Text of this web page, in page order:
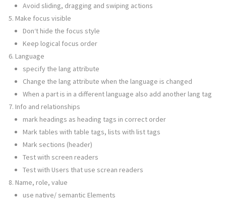
Avoid sliding, dragging and swiping actions
Make focus visible
Don‘t hide the focus style
Keep logical focus order
Language
specify the lang attribute
Change the lang attribute when the language is changed
When a part is in a different language also add another lang tag
Info and relationships
mark headings as heading tags in correct order
Mark tables with table tags, lists with list tags
Mark sections (header)
Test with screen readers
Test with Users that use screan readers
Name, role, value
use native/ semantic Elements